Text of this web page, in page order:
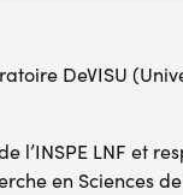
DeVISU
l’INSPE LNF et
en Sciences